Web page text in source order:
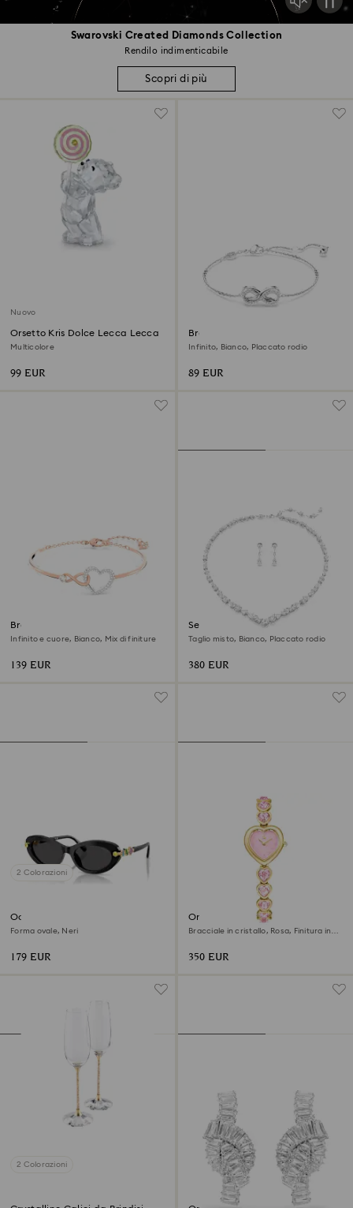
Swarovski Created Diamonds Collection
Rendilo indimenticabile
Scopri di più
Nuovo
Orsetto Kris Dolce Lecca Lecca
Multicolore
99 EUR
Braccialetto Hyperbola
Infinito, Bianco, Placcato rodio
89 EUR
Bracciale rigido Hyperbola
Infinito e cuore, Bianco, Mix di finiture
139 EUR
Set Mesmera
Taglio misto, Bianco, Placcato rodio
380 EUR
2 Colorazioni
Occhiali da sole
Forma ovale, Neri
179 EUR
Orologio Idyllia Heart
Bracciale in cristallo, Rosa, Finitura in
350 EUR
2 Colorazioni